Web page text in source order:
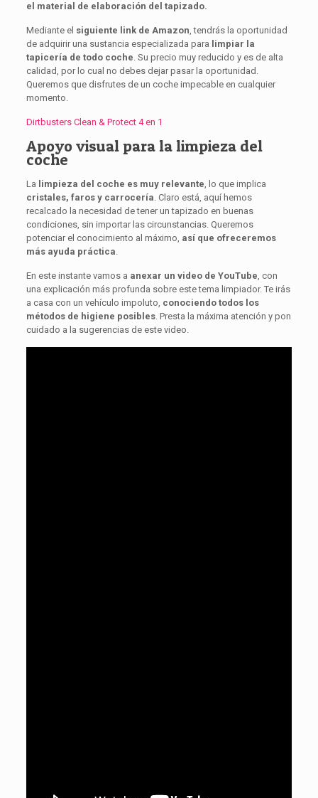
el material de elaboración del tapizado.
Mediante el siguiente link de Amazon, tendrás la oportunidad
de adquirir una sustancia especializada para limpiar la
tapicería de todo coche. Su precio muy reducido y es de alta
calidad, por lo cual no debes dejar pasar la oportunidad.
Queremos que disfrutes de un coche impecable en cualquier
momento.
Dirtbusters Clean & Protect 4 en 1
Apoyo visual para la limpieza del
coche
La limpieza del coche es muy relevante, lo que implica
cristales, faros y carrocería. Claro está, aquí hemos
recalcado la necesidad de tener un tapizado en buenas
condiciones, sin importar las circunstancias. Queremos
potenciar el conocimiento al máximo, así que ofreceremos
más ayuda práctica.
En este instante vamos a anexar un video de YouTube, con
una explicación más profunda sobre este tema limpiador. Te irás
a casa con un vehículo impoluto, conociendo todos los
métodos de higiene posibles. Presta la máxima atención y pon
cuidado a la sugerencias de este video.